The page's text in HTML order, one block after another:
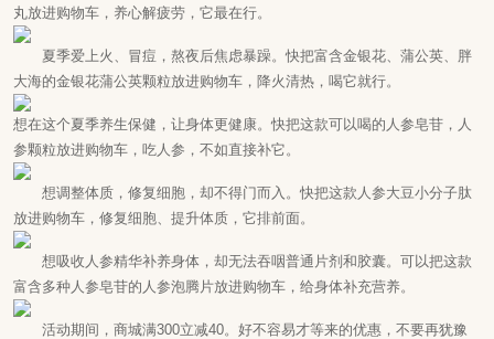
丸放进购物车，养心解疲劳，它最在行。
夏季爱上火、冒痘，熬夜后焦虑暴躁。快把富含金银花、蒲公英、胖
大海的金银花蒲公英颗粒放进购物车，降火清热，喝它就行。
想在这个夏季养生保健，让身体更健康。快把这款可以喝的人参皂苷， 人
参颗粒放进购物车，吃人参，不如直接补它。
想调整体质，修复细胞，却不得门而入。快把这款人参大豆小分子肽
放进购物车，修复细胞、提升体质，它排前面。
想吸收人参精华补养身体，却无法吞咽普通片剂和胶囊。可以把这款
富含多种人参皂苷的人参泡腾片放进购物车，给身体补充营养。
活动期间，商城满300立减40。好不容易才等来的优惠，不要再犹豫